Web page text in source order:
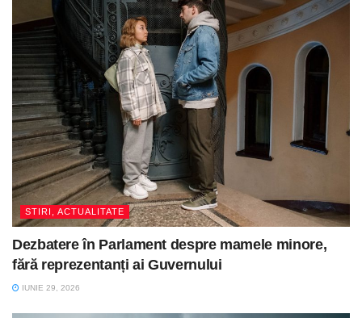
STIRI, ACTUALITATE
Dezbatere în Parlament despre mamele minore,
fără reprezentanți ai Guvernului
IUNIE 29, 2026